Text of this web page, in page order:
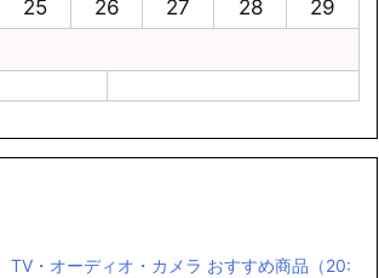
25 26 27 28
29
TV・オーディオ・カメラ おすすめ商品（20: